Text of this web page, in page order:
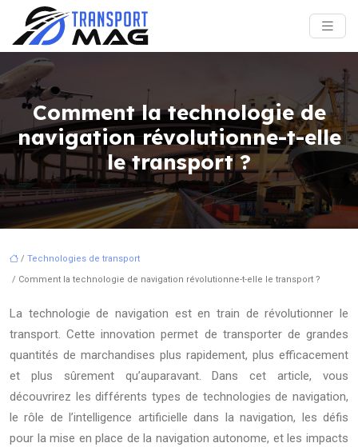
Comment la technologie de
navigation révolutionne-t-elle
le transport ?
/ Technologies de transport
/ Comment la technologie de navigation révolutionne-t-elle le transport ?
La technologie de navigation est en train de révolutionner le
transport. Cette innovation permet de transporter de grandes
quantités de marchandises plus rapidement, plus efficacement
et plus sûrement qu’auparavant. Dans cet article, vous
découvrirez les différents types de technologies de navigation,
le rôle de l’intelligence artificielle dans la navigation, les défis
pour la mise en place de la navigation autonome, et les impacts